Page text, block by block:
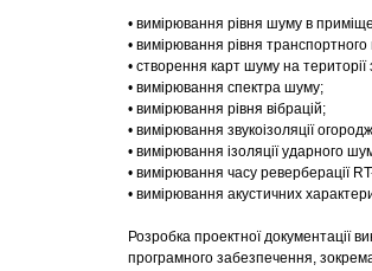
• вимірювання рівня шуму в
• вимірювання рівня
• створення карт шуму на території
• вимірювання спектра шуму;
• вимірювання рівня вібрацій;
• вимірювання звукоізоляції
• вимірювання ізоляції ударного
• вимірювання часу реверберації
• вимірювання акустичних
Розробка проектної документації
програмного забезпечення,